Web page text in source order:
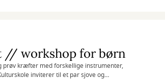
// workshop for børn
prøv kræfter med forskellige instrumenter,
inviterer til et par sjove og